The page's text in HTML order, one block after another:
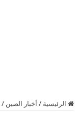
الرئيسية / أخبار الصين /